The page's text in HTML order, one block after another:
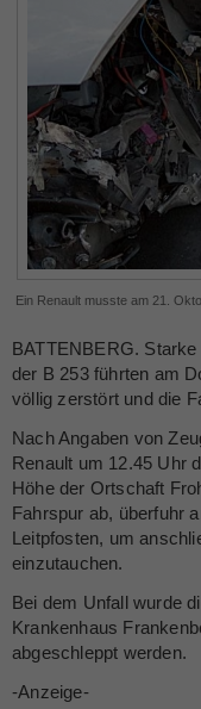
Ein Renault musste am 21.
BATTENBERG.
der B 253 führten am
völlig zerstört und die
Nach Angaben von
Renault um 12.45 Uhr
Höhe der Ortschaft
Fahrspur ab, überfuhr
Leitpfosten, um
einzutauchen.
Bei dem Unfall wurde
Krankenhaus
abgeschleppt werden.
-Anzeige-